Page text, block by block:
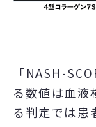
「NASH-
る数値は血液
る判定では患